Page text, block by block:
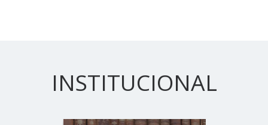
INSTITUCIONAL